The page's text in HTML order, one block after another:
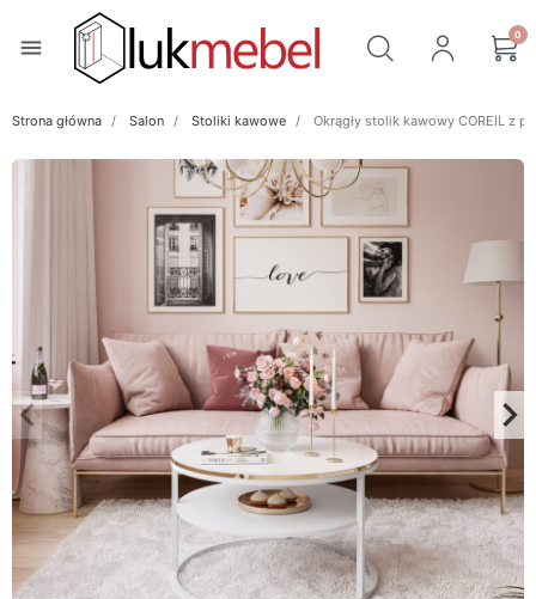
menu 0
Strona główna Salon Stoliki kawowe Okrągły stolik kawowy COREIL z
Poprzedni
keyboard_arrow_left keyboard_arrow_right